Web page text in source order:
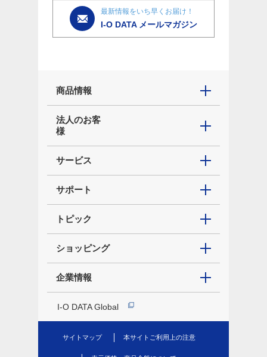
最新情報をいち早くお届け！
I-O DATA メールマガジン
商品情報
法人のお客
様
サービス
サポート
トピック
ショッピング
企業情報
I-O DATA Global
サイトマップ 本サイトご利用上の注意